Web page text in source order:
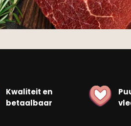
Kwaliteit en
betaalbaar